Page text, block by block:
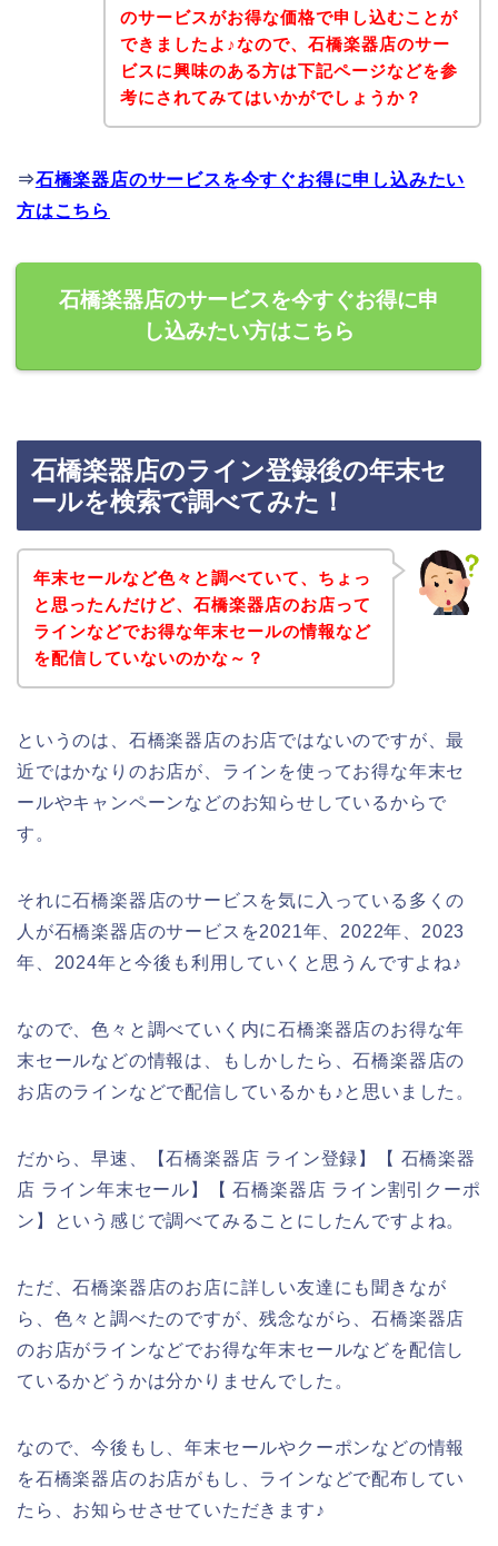
のサービスがお得な価格で申し込むことが
できましたよ♪なので、石橋楽器店のサー
ビスに興味のある方は下記ページなどを参
考にされてみてはいかがでしょうか？
⇒石橋楽器店のサービスを今すぐお得に申し込みたい
方はこちら
石橋楽器店のサービスを今すぐお得に申
し込みたい方はこちら
石橋楽器店のライン登録後の年末セ
ールを検索で調べてみた！
年末セールなど色々と調べていて、ちょっ
と思ったんだけど、石橋楽器店のお店って
ラインなどでお得な年末セールの情報など
を配信していないのかな～？
というのは、石橋楽器店のお店ではないのですが、最
近ではかなりのお店が、ラインを使ってお得な年末セ
ールやキャンペーンなどのお知らせしているからで
す。
それに石橋楽器店のサービスを気に入っている多くの
人が石橋楽器店のサービスを2021年、2022年、2023
年、2024年と今後も利用していくと思うんですよね♪
なので、色々と調べていく内に石橋楽器店のお得な年
末セールなどの情報は、もしかしたら、石橋楽器店の
お店のラインなどで配信しているかも♪と思いました。
だから、早速、【石橋楽器店 ライン登録】【 石橋楽器
店 ライン年末セール】【 石橋楽器店 ライン割引クーポ
ン】という感じで調べてみることにしたんですよね。
ただ、石橋楽器店のお店に詳しい友達にも聞きなが
ら、色々と調べたのですが、残念ながら、石橋楽器店
のお店がラインなどでお得な年末セールなどを配信し
ているかどうかは分かりませんでした。
なので、今後もし、年末セールやクーポンなどの情報
を石橋楽器店のお店がもし、ラインなどで配布してい
たら、お知らせさせていただきます♪